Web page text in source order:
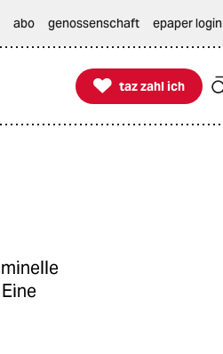
abo genossenschaft epaper login

taz zahl ich
taz zahl ich